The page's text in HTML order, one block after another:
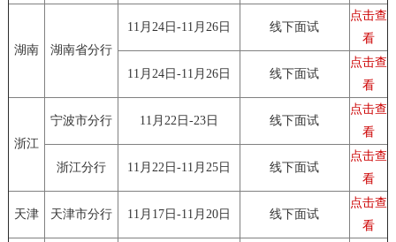
湖南 湖南省分行
11月24日-11月26日 线下面试
点击查
看
11月24日-11月26日 线下面试
点击查
看
浙江
宁波市分行 11月22日-23日 线下面试
点击查
看
浙江分行 11月22日-11月25日 线下面试
点击查
看
天津 天津市分行 11月17日-11月20日 线下面试
点击查
看